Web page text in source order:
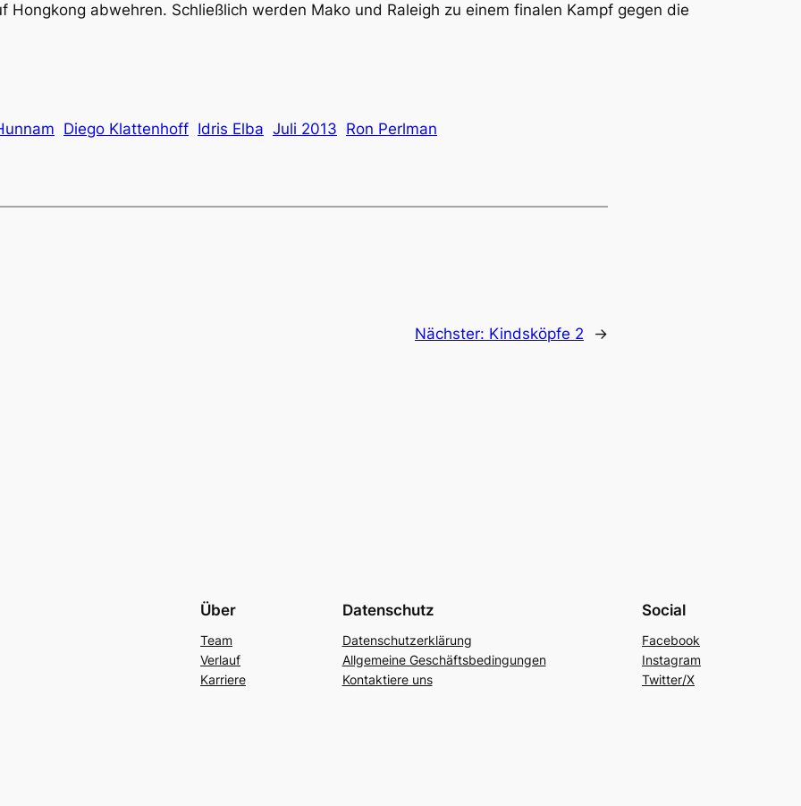
abwehren. Schließlich werden Mako und Raleigh zu einem finalen Kampf gegen die
Diego Klattenhoff Idris Elba Juli 2013 Ron Perlman
Nächster: Kindsköpfe 2 →
Über
Team
Verlauf
Karriere
Datenschutz
Datenschutzerklärung
Allgemeine Geschäftsbedingungen
Kontaktiere uns
Social
Facebook
Instagram
Twitter/X